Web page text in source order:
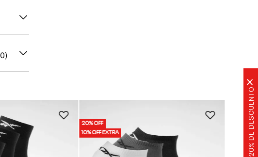
20% DE DESCUENTO
×
0)
20% OFF
10% OFF EXTRA
20% OFF
10% OFF
Medias
20% OFF
10% OFF
.